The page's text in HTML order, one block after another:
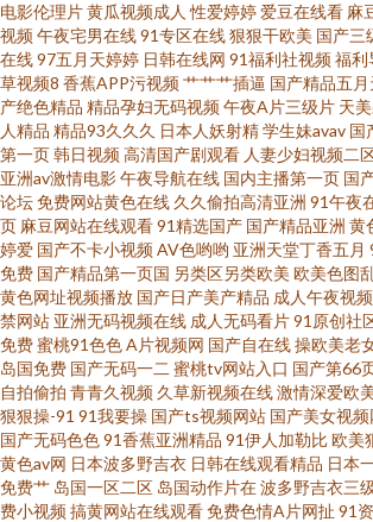
超碰人人操人人 精品视频91 日本电影中文字幕 亚洲毛
韩亚 国产一区二区久久 尤物超碰偷拍91 超碰91资源
福 国产一二一二级 欧美另类天堂 午夜伦理精美A片
麻豆旅游啪啪 成人av老司机 蜜桃成人AV 网站国产入
成人免费 九一免费观看 人妖自慰网址 亚洲狼人色图
夜激情网 91蜜桃特黄A片 成人在线不卡视频 久久欧洲
香久久导航 美女在线91 天天干网站 91欧美色图久草
丝袜足交 亚洲欧美情欲 av天堂电影网 黑料自慰学生
类 AV免费精东 国产无套免费视频 日本肏屄视频 在线
电影伦理片黄瓜视频成人 性爱婷婷爱豆在线看 麻
视频午夜宅男在线91专区在线狠狠干欧美 国产三
在线97五月天婷婷 日韩在线网 91福利社视频福利
草视频8 香蕉APP污视频艹艹艹插逼 国产精品五月
产绝色精品 精品孕妇无码视频午夜A片三级片 天
人精品 精品93久久久 日本人妖射精学生妹avav 国
第一页韩日视频高清国产剧观看 人妻少妇视频二
亚洲av激情电影午夜导航在线 国内主播第一页 国
论坛免费网站黄色在线 久久偷拍高清亚洲 91午夜
页 麻豆网站在线观看91精选国产 国产精品亚洲 黄
婷爱 国产不卡小视频AV色哟哟 亚洲天堂丁香五月
免费 国产精品第一页国 另类区另类欧美 欧美色图
黄色网址视频播放 国产日产美产精品 成人午夜视频
禁网站 亚洲无码视频在线 成人无码看片91原创社
免费蜜桃91色色A片视频网 国产自在线操欧美老
岛国免费 国产无码一二 蜜桃tv网站入口 国产第66
自拍偷拍 青青久视频 久草新视频在线激情深爱欧
狠狠操-91 91我要操 国产ts视频网站 国产美女视
国产无码色色91香蕉亚洲精品 91伊人加勒比欧美
黄色av网 日本波多野吉衣 日韩在线观看精品 日本
免费艹 岛国一区二区 岛国动作片在波多野吉衣三
费小视频搞黄网站在线观看免费色情A片网扯 91